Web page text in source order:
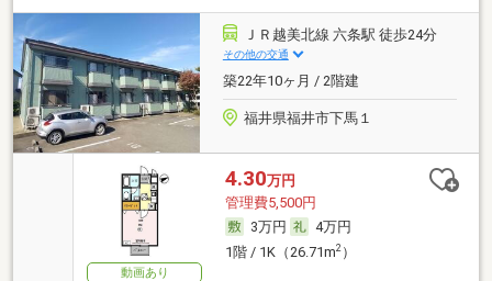
ＪＲ越美北線 六条駅 徒歩24分
その他の交通
築22年10ヶ月 / 2階建
福井県福井市下馬１
動画あり
4.30万円
管理費5,500円
3万円
4万円
1階 / 1K（26.71m2）